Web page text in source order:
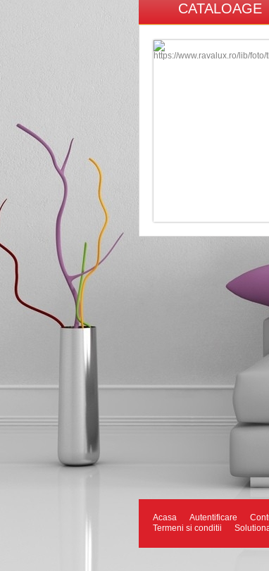
CATALOAGE
Acasa Autentificare
Termeni si conditii